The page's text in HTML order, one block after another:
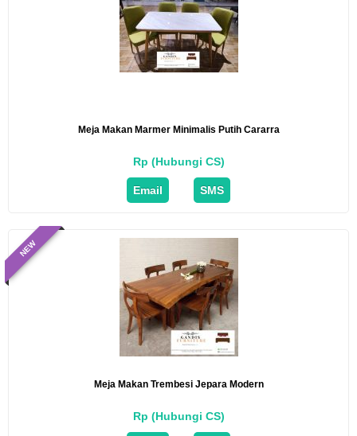
Meja Makan Marmer Minimalis Putih Cararra
Rp (Hubungi CS)
Email SMS
NEW
Meja Makan Trembesi Jepara Modern
Rp (Hubungi CS)